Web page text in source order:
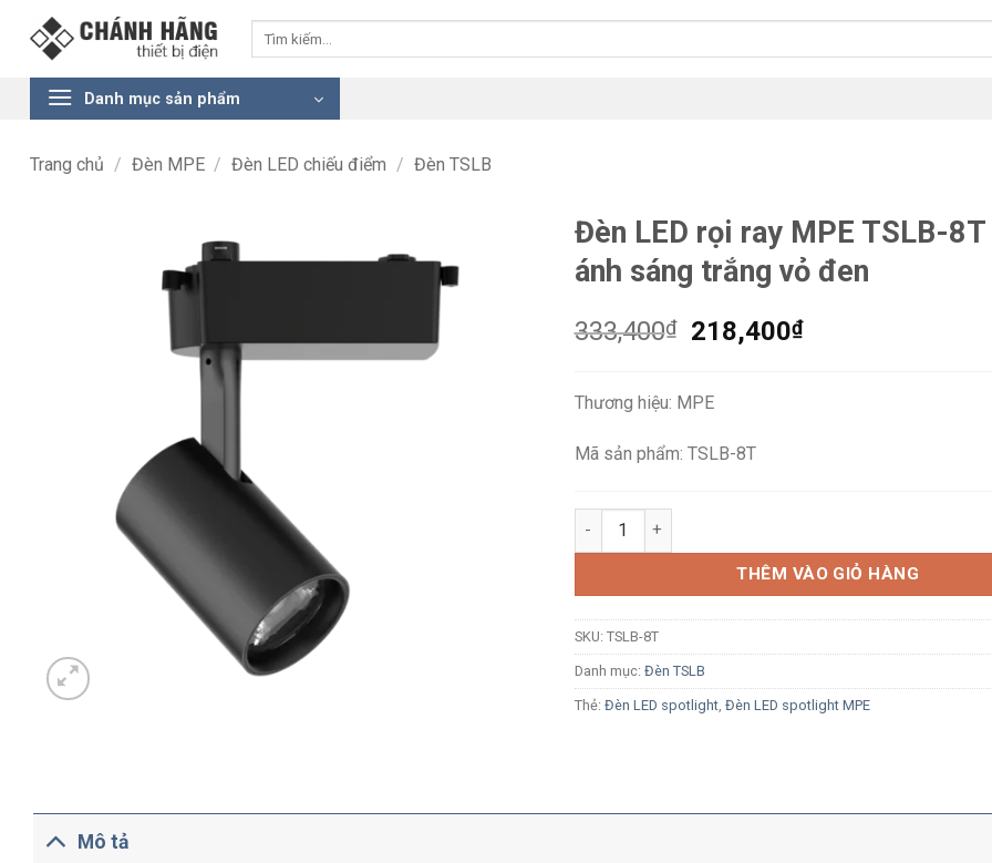
Danh mục sản phẩm
Trang chủ / Đèn MPE / Đèn LED chiếu điểm / Đèn TSLB
Đèn LED rọi ray MPE TSLB-8T
ánh sáng trắng vỏ đen
333,400₫
Giá
333,400₫.
218,400₫Giá
Thương hiệu: MPE
Mã sản phẩm: TSLB-8T
Đèn LED rọi ray MPE TSLB-8T 8W ánh sáng trắng vỏ
THÊM VÀO GIỎ HÀNG
SKU: TSLB-8T
Danh mục: Đèn TSLB
Thẻ: Đèn LED spotlight, Đèn LED spotlight MPE
Mô tả